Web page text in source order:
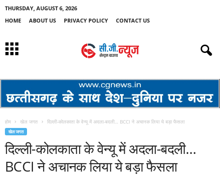
THURSDAY, AUGUST 6, 2026
HOME
ABOUT US PRIVACY POLICY CONTACT US
होम खेल जगत दिल्ली-कोलकाता के वेन्यू में अदला-बदली… BCCI ने अचानक लिया ये बड़ा फैसला
खेल जगत
दिल्ली-कोलकाता के वेन्यू में अदला-बदली…
BCCI ने अचानक लिया ये बड़ा फैसला